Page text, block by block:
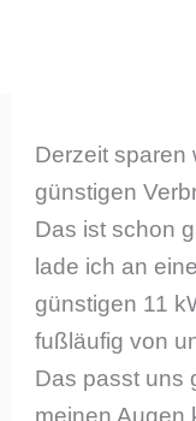
Derzeit sparen
günstigen
Das ist schon
lade ich an
günstigen 11
fußläufig von
Das passt uns
meinen Augen